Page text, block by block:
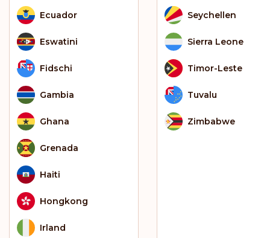
Ecuador
Eswatini
Fidschi
Gambia
Ghana
Grenada
Haiti
Hongkong
Irland
Seychellen
Sierra Leone
Timor-Leste
Tuvalu
Zimbabwe